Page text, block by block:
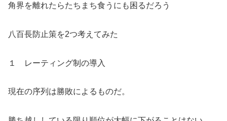
角界を離れたらたちまち食うにも困るだろう
八百長防止策を2つ考えてみた
１ レーティング制の導入
現在の序列は勝敗によるものだ。